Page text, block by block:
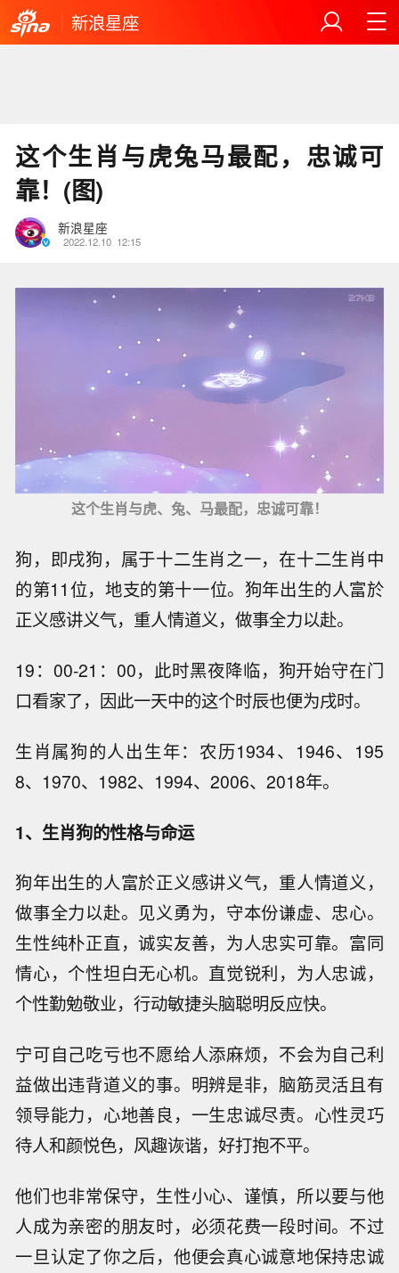
新浪星座
这个生肖与虎兔马最配，忠诚可
靠！(图)
新浪星座
2022.12.10 12:15
这个生肖与虎、兔、马最配，忠诚可靠！
狗，即戌狗，属于十二生肖之一，在十二生肖中
的第11位，地支的第十一位。狗年出生的人富於
正义感讲义气，重人情道义，做事全力以赴。
19：00-21：00，此时黑夜降临，狗开始守在门
口看家了，因此一天中的这个时辰也便为戌时。
生肖属狗的人出生年：农历1934、1946、195
8、1970、1982、1994、2006、2018年。
1、生肖狗的性格与命运
狗年出生的人富於正义感讲义气，重人情道义，
做事全力以赴。见义勇为，守本份谦虚、忠心。
生性纯朴正直，诚实友善，为人忠实可靠。富同
情心，个性坦白无心机。直觉锐利，为人忠诚，
个性勤勉敬业，行动敏捷头脑聪明反应快。
宁可自己吃亏也不愿给人添麻烦，不会为自己利
益做出违背道义的事。明辨是非，脑筋灵活且有
领导能力，心地善良，一生忠诚尽责。心性灵巧
待人和颜悦色，风趣诙谐，好打抱不平。
他们也非常保守，生性小心、谨慎，所以要与他
人成为亲密的朋友时，必须花费一段时间。不过
一旦认定了你之后，他便会真心诚意地保持忠诚